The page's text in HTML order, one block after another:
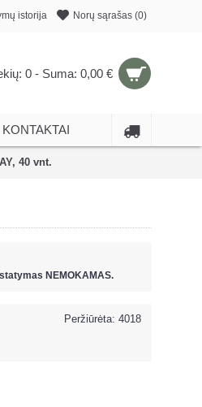
istorija Norų sąrašas (0)
0 - Suma: 0,00 €
KONTAKTAI
40 vnt.
NEMOKAMAS.
Peržiūrėta: 4018